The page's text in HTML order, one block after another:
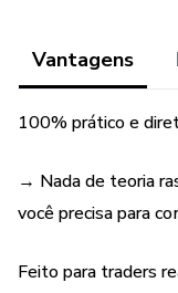
Vantagens
100% prático e
→ Nada de teoria
você precisa para
Feito para traders